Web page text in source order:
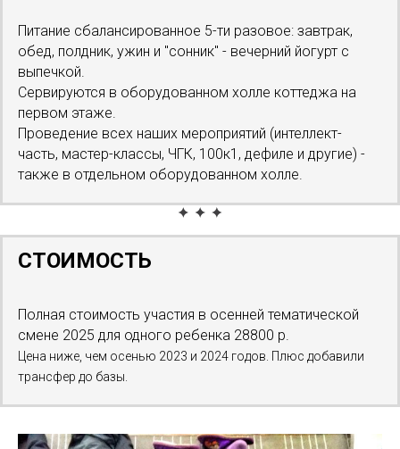
Питание сбалансированное 5-ти разовое: завтрак,
обед, полдник, ужин и "сонник" - вечерний йогурт с
выпечкой.
Сервируются в оборудованном холле коттеджа на
первом этаже.
Проведение всех наших мероприятий (интеллект-
часть, мастер-классы, ЧГК, 100к1, дефиле и другие) -
также в отдельном оборудованном холле.
СТОИМОСТЬ
Полная стоимость участия в осенней тематической
смене 2025 для одного ребенка 28800 р.
Цена ниже, чем осенью 2023 и 2024 годов. Плюс добавили
трансфер до базы.